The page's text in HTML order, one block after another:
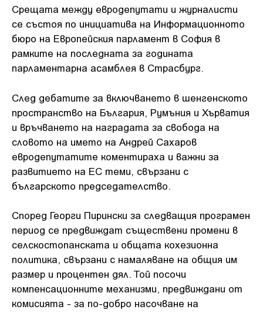
Срещата между евродепутати и журналисти
се състоя по инициатива на Информационното
бюро на Европейския парламент в София в
рамките на последната за годината
парламентарна асамблея в Страсбург.
След дебатите за включването в шенгенското
пространство на България, Румъния и Хърватия
и връчването на наградата за свобода на
словото на името на Андрей Сахаров
евродепутатите коментираха и важни за
развитието на ЕС теми, свързани с
българското председателство.
Според Георги Пирински за следващия програмен
период се предвиждат съществени промени в
селскостопанската и общата кохезионна
политика, свързани с намаляване на общия им
размер и процентен дял. Той посочи
компенсационните механизми, предвиждани от
комисията - за по-добро насочване на